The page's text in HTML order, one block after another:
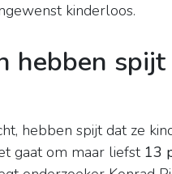
kinderloos.
hebben
hebben spijt dat ze
gaat om maar liefst 13